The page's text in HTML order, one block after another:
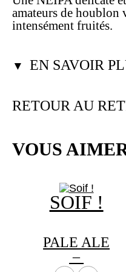
amateurs de houblon
intensément fruités.
▼ EN SAVOIR
RETOUR AU
VOUS
SOIF !
PALE ALE
–
Ce